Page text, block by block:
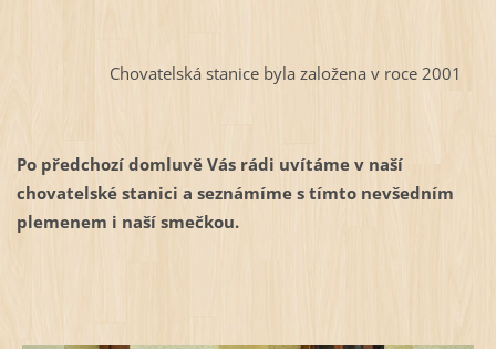
Chovatelská stanice byla založena v roce 2001
Po předchozí domluvě Vás rádi uvítáme v naší
chovatelské stanici a seznámíme s tímto nevšedním
plemenem i naší smečkou.